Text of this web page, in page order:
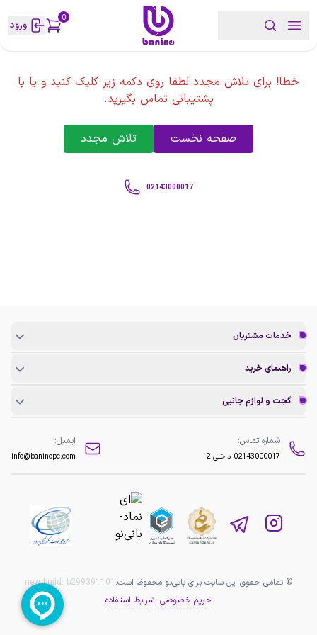
0 ورود
خطا! برای تلاش مجدد لطفا روی دکمه زیر کلیک کنید و یا با
پشتیبانی تماس بگیرید.
صفحه نخست تلاش مجدد
02143000017
خدمات مشتریان
راهنمای خرید
گجت و لوازم جانبی
شماره تماس:
02143000017 داخلی 2
ایمیل:
info@baninopc.com
© تمامی حقوق این سایت برای بانی‌نو محفوظ است. new build: b299391101
حریم خصوصی شرایط استفاده